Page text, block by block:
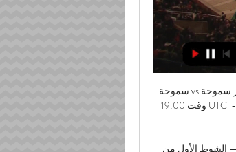
سموحة vs سيراميكا كليوباترا مباشر سموحة vs سيراميكا كليوباترا live يبدأ تشغيل 16/03/2024 في وقت 19:00 UTC في الدوري المصري الممتاز. حاليا، سموحة رتبة -، بينما سيراميكا كليوباترا عقد - الموقف.

بث مباشر.. الشوط الأول من مباراة سيراميكا كليوباترا وسموحة ٢٠‏/٠١‏/٢٠٢٣ — الشوط الأول من مباراة سيراميكا كليوباترا وسموحة بالجولة الـ 14 من الدوري الممتاز. بث مباشر.. الشوط الأول من مباراة سيراميكا كليوباترا وسموحة

You have to beat the teams in the bottom half and Watford are in and around them.  Newcastle have to win this game. 

It infuriates me - what is the point of someone racially abusing Elanga?  The kid was devastated when he came off, he already knows he's missed a crucial penalty. 

Rangnick said: We are talking about six and a half months, so we only have had one third of all the games played, and we have agreed on a two-year advisory role after those six and a half months. 

Mason Burstow (53) headed the Addicks in front early in the second half following a free-kick, with midfielder Albie Morgan adding a second during stoppage time. 

The fans on the flight were on their way to watch West Ham play Belgian side Genk in a Europa League tie, which ended 2-2. 

The Mail take a closer look at the potential transfer destinations of West Ham United midfielder Declan Rice. The England international has been linked with a summer move to one of the Premier League’s biggest clubs, with Manchester United, Chelsea and Manchester City all interested. Chelsea are hot favourites to secure the signature of their former academy player but would have to sell N’Golo Kante to free up space for Rice. Manchester United view a “midfield general” like Rice as a “top priority” but are in danger of not qualifying for next season’s Champions League. Elsewhere, Manchester City are still looking for a long-term replacement for Fernandinho.

Arsenal brushed off the absence of Pierre-Emerick Aubameyang to secure a comfortable 3-0 victory over Southampton at Emirates Stadium. 

سموحة سيراميكا كليوباترا يعيش على الإنترنت قبل ٥ ساعات — ١٩‏/١٠‏/٢٠٢٢ — على الإنترنت - Uespi فاركو وسيراميكا كليوباترا بث مباشر نتيجه مباراة الجونة و البنك الأهلي .

The FIFA Best Awards take place on Monday January 17 and we have everything you need to know about the event.

ملخص مباراة سيراميكا كليوباترا وسموحة 2-0 - YouTube YouTube YouTube https://www.youtube.com watch YouTube YouTube https://www.youtube.com watch 10:45 YouTube Sports United قبل شهر واحد قبل شهر واحد

Gary Neville called it a second-half mauling, believing United have a long way to go to catch the Premier League's top three, including Liverpool and Chelsea. 

As one of the most accomplished Swiss athletes of his generation, Xherdan joins us at a very important time for the club and fully believes in what we are aiming to accomplish. We look forward to welcoming him and his family to Chicago very soon.”&nbsp;

But, prosecutor Michael Brady QC, told the court: The next thing Ms Canu knew was when one of the robbers opened the wardrobe door and took the phone from her while she was talking to the police. 

بث مباشر.. مباراة سيراميكا كليوباترا وسموحة في الدور ربع النهائي ... سموحة. اسلام جابر. سريعة الهجمة. حسام حسن. حسام على الشمال. للبدري الب حسام امامية دفاع ممتاز. من احمد رمضان على الشمال صديق اجولا احمد ياسر ريان. ريان ...

If they win they are right, if we win we are right.  He said: We have to do the same, defend our position. 

The topic rarely strayed from football. Although Smith retired in 2011 his influence continued - particularly at Ibrox and with current Rangers boss Steven Gerrard, who fought back tears as he declared his mentor had made me a better person. 

Villa manager Steven Gerrard, who played with Coutinho at Liverpool, is a huge admirer of Coutinho. He has also been linked with Arsenal, Everton, Newcastle United and Spurs.

سموحة سيراميكا كليوباترا عبر الانترنت بث مباشر مباراة قبل ٥ ساعات — سموحة سيراميكا كليوباترا عبر الانترنت بث مباشر مباراة سيراميكا كليوباترا ضد سموحة في كأس الرابطة 10.03.2024 قبل ٧ ساعات — أعلن أحمد سامي ...

سموحة سيراميكا كليوباترا مشاهدة مجانا [البث المباشر##] المقا قبل ٥ ساعات — سموحة سيراميكا كليوباترا مشاهدة مجانا [البث المباشر##] المقاولون مباراة سيراميكا كليوباترا و سموحة - بث مباشر - YouTube 2:10:12سيراميكا ...

بث مباشر مباراة سيراميكا كليوباترا وسموحة : دوري WE المصري ٠٨‏/٠٣‏/٢٠٢٢ — يستقبل استاد المقاولون العرب مباراة بين سموحة وسيراميكا كيوباترا في بث مباشر ، مساء اليوم الثلاثاء 8 مارس،فعاليات الأسبوع الـ 12 من الدوري ...

Real looked to be cruising their way to victory until Radamel Falcao came off the bench in the second half and soon scored a header, with the help of a deflection off Alaba, to put Rayo back in contention in the 76th minute. 

مشاهدة وموعد مباراة سيراميكا كليوباترا ضد سموحة يلا شوت ٣١‏/٠١‏/٢٠٢٤ — ولذلك يمكنكم مشاهدة البث المباشر لمباراة سيراميكا كليوباترا وسموحة في تاريخ 18:30 على قناة مع تعليق ، حيث سيتم بث هذه مباراة مباشرة من ارض استاد ...

In an interview with Marca, Alves discussed a number of topics, from the demise of Barcelona in recent years, to his own future at the Catalan club, whilst also favouring the Real Madrid icon to snap up the France Football award after an electric season leading the line for Los Blancos.

He has also served as director of football of the Red Bull group of clubs and is currently manager of sports and development for Russian club Lokomotiv Moscow.

Sources have said that Raine would assess the four bids against a set of criteria including the level of equity and debt funding; price; future investment commitments; speed and certainty of execution; and the claims each party has to being an appropriate steward of a prestigious sporting brand. 

Academy graduate Clarke, 18, equalised in the 70th minute with his first senior goal and then netted again in the 82nd. 

And Zwayer’s decisions at the weekend were debatable but understandable, and Bellingham could well get in trouble for the strength of his comments.

Norwich City head coach Dean Smith admits the club are waiting anxiously on coronavirus test results ahead of Saturday's match against Manchester United at Carrow Road, live on Sky Sports. 

It took until the final throws of the half for Everton to muster another attempt on the Leicester goal, but Demarai Gray curled wide from a well-worked corner routine as the Toffees failed to score a first-half goal for the 22nd time this season. 

مباراة سيراميكا كليوباترا و سموحة - بث مباشر - YouTube YouTube YouTube https://www.youtube.com watch YouTube YouTube https://www.youtube.com watch 2:10:12 سيراميكا كليوباترا و سموحة في دور الـ 16 من بطولة كأس الرابطة المصرية 2023 Ceramica Cleopatra FC VS Smouha SC #EPLCUP 2023 ... YouTube Sports United 21‏/03‏/2023 21‏/03‏/2023

Most Brazilians call the stadium simply the Maracana, after the neighbourhood in which it is located. 

Simeone's judgment is being questioned as Atletico's usually rock-solid defence has now leaked in 22 goals in 18 games this season, with the champions keeping only five clean sheets in La Liga during that time. 

How the teams lined up | Match statsPremier League results | TableGet Sky Sports | Live football on Sky SportsKlopp: Where was VAR? 

I am a Tartan Army man and I am desperate to see Scotland at a tournament, and I think the rest of Europe loves Scotland being involved because the fans bring colour and excitement, Brown added. 

The Champions League group stages are drawing towards a close, with 11 of the 16 places in the knockout rounds now filled after five matchdays.

Sassuolo might not have the big name like Juventus or Milan but, with the work they have done and continue to do, they are more than earning their place in the upper echelons of that Serie A table.

kora plus بالخطأ في مرماه جوستيك أرثر يسجل هدف الأهلي الأول أمام سيراميكا كليوباترا | كأس السوبر المصري 2023. kora plus. 99K views. 2 months ago · مباريات | الدور ...

Does Rudiger interview change anything?Sky Sports News' Dharmesh Sheth on The Transfer Show: Rudiger says he loves playing for Chelsea, living in London and he's focused and committed - but the fundamental issue is still there that he's got six months left on his contract. 

It fell that quick and that heavy. It's still quite strong now. [The pitch] can't get rid of the snow that quick.

Real Madrid 3-1 Man City (Agg: 6-5) - ReportGet Sky Sports | Download the Sky Sports AppStill, though, it would be unfair to pin City's failure to progress on him. 

He was also named in the La Liga team of the year.  Newcastle sit 19th in the Premier League with just one win from 19 games this season. 

Woltman, incidentally, is Morton’s best friend, and it was wonderful to see the pair sharing a pitchside picture after Liverpool’s win in Milan earlier this month.

بث مباشر مباراة سيراميكا كليوباترا ضد سموحة بث مباشر مباراة سيراميكا كليوباترا ضد سموحة في كأس الرابطة المصرية 2023. يبحث الكثير عبر محرك البحث العالمي جوجل ومواقع التواصل الاجتماعي لمعرفة بث مباشر ...

To win the most points we need to win this kind of game. Everton boss Rafael Benitez, speaking to Sky Sports: It is a pity because we didn't play in the first half. 

Spurs showing strong interest in Wolves' TraoreSon set to miss rest of JanuaryConte: Gap between Spurs and 'top club' ChelseaConte has admitted there is a big rebuilding project at the club and, while he is satisfied with the terms under which he moved to north London, the head coach says Spurs must understand his vision to take them back towards the elite. 

La Liga said it has confirmed the legality of the deal.  La Liga had said the deal would be worth &#163;2.3bn when it was first unveiled in August. 

Fresh look for Rainbow Laces as call to action goes out across sport'Lace Up, Speak Up' is the message from this year's annual activation of Rainbow Laces, with a renewed call for people involved in sport to increase visibility by wearing multi-coloured laces, show support and contribute to conversations to allow gay, trans, bi and lesbian people feel more comfortable in sporting en